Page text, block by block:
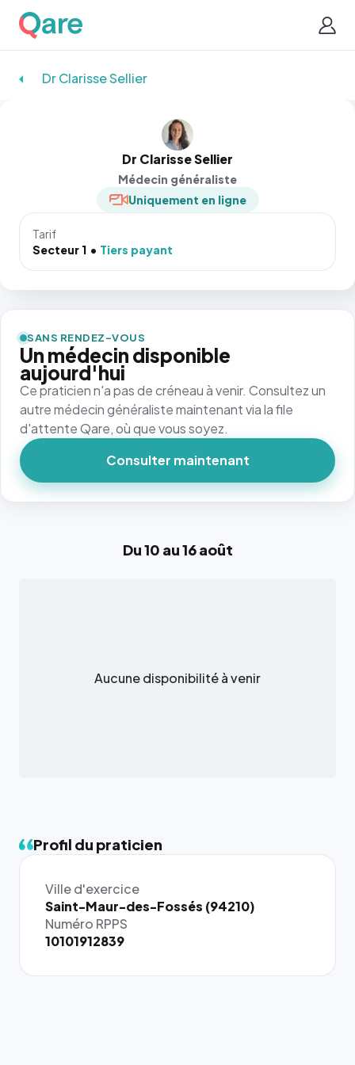
Dr Clarisse Sellier
Dr Clarisse Sellier
Médecin généraliste
Uniquement en ligne
Tarif
Secteur 1
Tiers payant
Du 10 au 16 août
Aucune disponibilité à venir
Profil du praticien
Ville d'exercice
Saint-Maur-des-Fossés (94210)
Numéro RPPS
10101912839
SANS RENDEZ-VOUS
Un médecin disponible
aujourd'hui
Ce praticien n'a pas de créneau à venir. Consultez un
autre médecin généraliste maintenant via la file
d'attente Qare, où que vous soyez.
Consulter maintenant
{# 40×40
: la taille
rendue par
`.profile-